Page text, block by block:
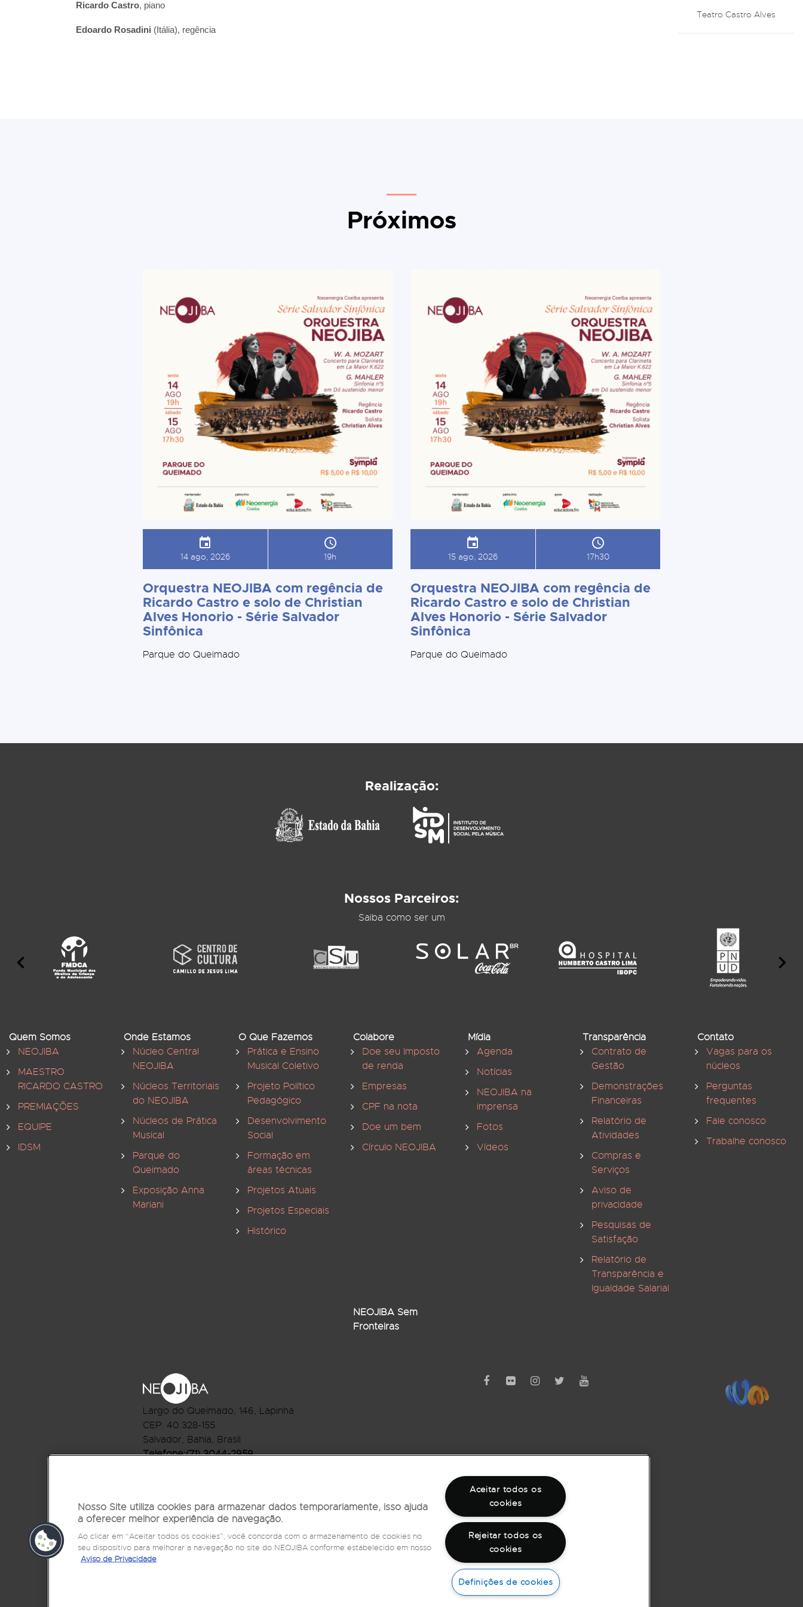
Ricardo Castro, piano
Edoardo Rosadini (Itália), regência
Teatro Castro Alves
Próximos
14 ago, 2026 19h
Orquestra NEOJIBA com regência de
Ricardo Castro e solo de Christian
Alves Honorio - Série Salvador
Sinfônica
Parque do Queimado
15 ago, 2026 17h30
Orquestra NEOJIBA com regência de
Ricardo Castro e solo de Christian
Alves Honorio - Série Salvador
Sinfônica
Parque do Queimado
Realização:
Nossos Parceiros:
Saiba como ser um
Quem Somos
NEOJIBA
MAESTRO
RICARDO CASTRO
PREMIAÇÕES
EQUIPE
IDSM
Onde Estamos
Núcleo Central
NEOJIBA
Núcleos Territoriais
do NEOJIBA
Núcleos de Prática
Musical
Parque do
Queimado
Exposição Anna
Mariani
O Que Fazemos
Prática e Ensino
Musical Coletivo
Projeto Político
Pedagógico
Desenvolvimento
Social
Formação em
áreas técnicas
Projetos Atuais
Projetos Especiais
Histórico
Colabore
Doe seu Imposto
de renda
Empresas
CPF na nota
Doe um bem
Círculo NEOJIBA
Mídia
Agenda
Notícias
NEOJIBA na
imprensa
Fotos
Vídeos
Transparência
Contrato de
Gestão
Demonstrações
Financeiras
Relatório de
Atividades
Compras e
Serviços
Aviso de
privacidade
Pesquisas de
Satisfação
Relatório de
Transparência e
Igualdade Salarial
Contato
Vagas para os
núcleos
Perguntas
frequentes
Fale conosco
Trabalhe conosco
NEOJIBA Sem
Fronteiras
Largo do Queimado, 146, Lapinha
CEP: 40.328-155
Salvador, Bahia, Brasil
Telefone:(71) 3044-2959
Salvador, Bahia, Brasil
Telefone:(71) 3032-1073
Todos os direitos reservados
ligue 162
Nosso Site utiliza cookies para armazenar dados temporariamente, isso ajuda
a oferecer melhor experiência de navegação.
Ao clicar em “Aceitar todos os cookies”, você concorda com o armazenamento de cookies no
seu dispositivo para melhorar a navegação no site do NEOJIBA conforme estabelecido em nosso
Aviso de Privacidade
Aceitar todos os
cookies
Rejeitar todos os
cookies
Definições de cookies